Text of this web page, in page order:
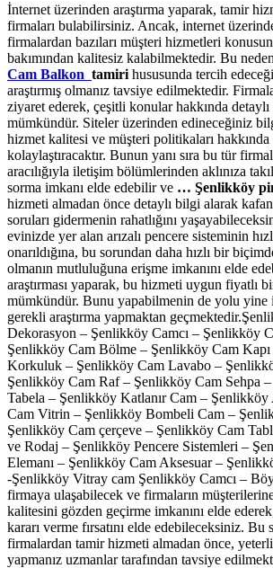
İnternet üzerinden araştırma yaparak, tamir
firmaları bulabilirsiniz. Ancak, internet
firmalardan bazıları müşteri hizmetleri
bakımından kalitesiz kalabilmektedir. Bu
Cam Balkon tamiri hususunda tercih
araştırmış olmanız tavsiye edilmektedir.
ziyaret ederek, çeşitli konular hakkında
mümkündür. Siteler üzerinden edineceğiniz
hizmet kalitesi ve müşteri politikaları hakkında
kolaylaştıracaktır. Bunun yanı sıra bu tür
aracılığıyla iletişim bölümlerinden aklınıza
sorma imkanı elde edebilir ve … Şenlikköy
hizmeti almadan önce detaylı bilgi alarak
soruları gidermenin rahatlığını
evinizde yer alan arızalı pencere sisteminin
onarıldığına, bu sorundan daha hızlı bir
olmanın mutluluğuna erişme imkanını elde
araştırması yaparak, bu hizmeti uygun fiyatlı
mümkündür. Bunu yapabilmenin de yolu yine
gerekli araştırma yapmaktan
Dekorasyon – Şenlikköy Camcı – Şenlikköy
Şenlikköy Cam Bölme – Şenlikköy Cam
Korkuluk – Şenlikköy Cam Lavabo –
Şenlikköy Cam Raf – Şenlikköy Cam Sehpa
Tabela – Şenlikköy Katlanır Cam –
Cam Vitrin – Şenlikköy Bombeli Cam –
Şenlikköy Cam çerçeve – Şenlikköy Cam
ve Rodaj – Şenlikköy Pencere Sistemleri –
Elemanı – Şenlikköy Cam Aksesuar –
-Şenlikköy Vitray cam Şenlikköy Camcı –
firmaya ulaşabilecek ve firmaların
kalitesini gözden geçirme imkanını elde
kararı verme fırsatını elde edebileceksiniz. Bu
firmalardan tamir hizmeti almadan önce, yeterli
yapmanız uzmanlar tarafından tavsiye